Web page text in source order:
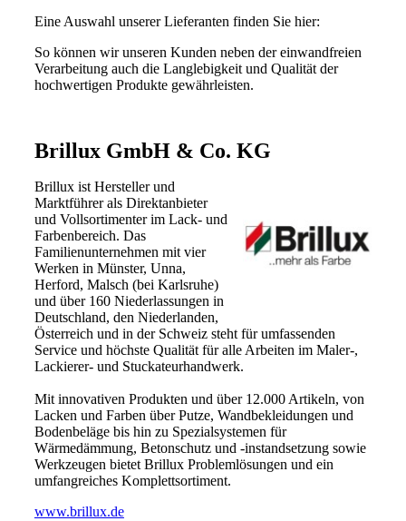
Eine Auswahl unserer Lieferanten finden Sie hier:
So können wir unseren Kunden neben der einwandfreien
Verarbeitung auch die Langlebigkeit und Qualität der
hochwertigen Produkte gewährleisten.
Brillux GmbH & Co. KG
Brillux ist Hersteller und
Marktführer als Direktanbieter
und Vollsortimenter im Lack- und
Farbenbereich. Das
Familienunternehmen mit vier
Werken in Münster, Unna,
Herford, Malsch (bei Karlsruhe)
und über 160 Niederlassungen in
Deutschland, den Niederlanden,
Österreich und in der Schweiz steht für umfassenden
Service und höchste Qualität für alle Arbeiten im Maler-,
Lackierer- und Stuckateurhandwerk.
Mit innovativen Produkten und über 12.000 Artikeln, von
Lacken und Farben über Putze, Wandbekleidungen und
Bodenbeläge bis hin zu Spezialsystemen für
Wärmedämmung, Betonschutz und -instandsetzung sowie
Werkzeugen bietet Brillux Problemlösungen und ein
umfangreiches Komplettsortiment.
www.brillux.de